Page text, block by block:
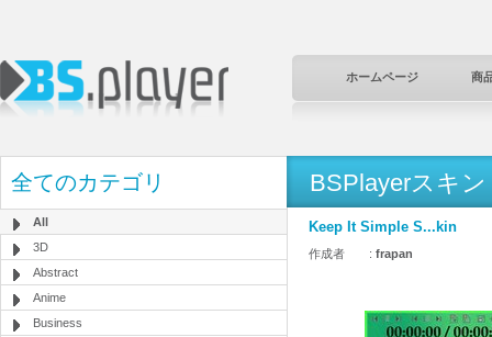
ホームページ 商
全てのカテゴリ
All
3D
Abstract
Anime
Business
BSPlayerスキン
Keep It Simple S...kin
作成者 : frapan